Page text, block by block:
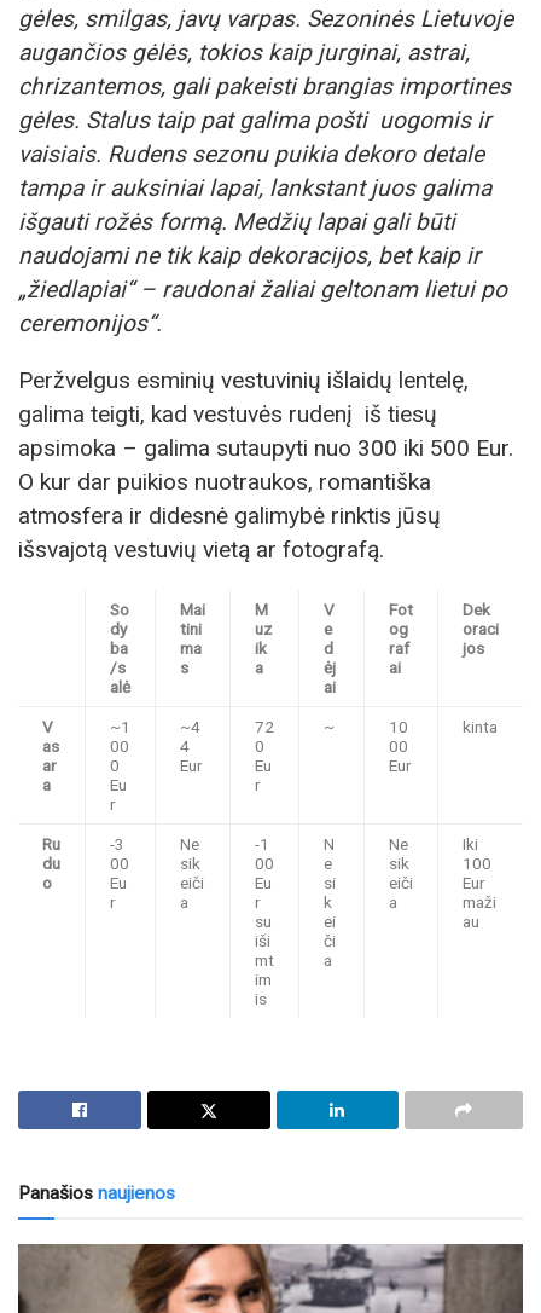
gėles, smilgas, javų varpas. Sezoninės Lietuvoje
augančios gėlės, tokios kaip jurginai, astrai,
chrizantemos, gali pakeisti brangias importines
gėles. Stalus taip pat galima pošti uogomis ir
vaisiais. Rudens sezonu puikia dekoro detale
tampa ir auksiniai lapai, lankstant juos galima
išgauti rožės formą. Medžių lapai gali būti
naudojami ne tik kaip dekoracijos, bet kaip ir
„žiedlapiai“ – raudonai žaliai geltonam lietui po
ceremonijos“.
Peržvelgus esminių vestuvinių išlaidų lentelę,
galima teigti, kad vestuvės rudenį iš tiesų
apsimoka – galima sutaupyti nuo 300 iki 500 Eur.
O kur dar puikios nuotraukos, romantiška
atmosfera ir didesnė galimybė rinktis jūsų
išsvajotą vestuvių vietą ar fotografą.
So
dy
ba
/s
alė
Mai
tini
ma
s
M
uz
ik
a
V
e
d
ėj
ai
Fot
og
raf
ai
Dek
oraci
jos
V
as
ar
a
~1
00
0
Eu
r
~4
4
Eur
72
0
Eu
r
~
10
00
Eur
kinta
Ru
du
o
-3
00
Eu
r
Ne
sik
eiči
a
-1
00
Eu
r
su
iši
mt
im
is
N
e
si
k
ei
či
a
Ne
sik
eiči
a
Iki
100
Eur
maži
au
Panašios naujienos